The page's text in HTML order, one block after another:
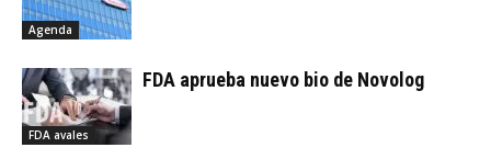
Agenda
FDA avales
FDA aprueba nuevo bio de Novolog